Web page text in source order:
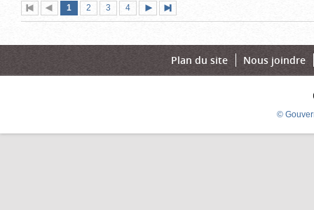
Première
page
Page
précédente
Page
1 (page
actuelle)
Page
2 Page
3 Page
4
suivante
page
Plan du site Nous joindre
©